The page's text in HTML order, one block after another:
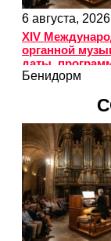
6 августа,
XIV
органной
даты,
Бенидорм